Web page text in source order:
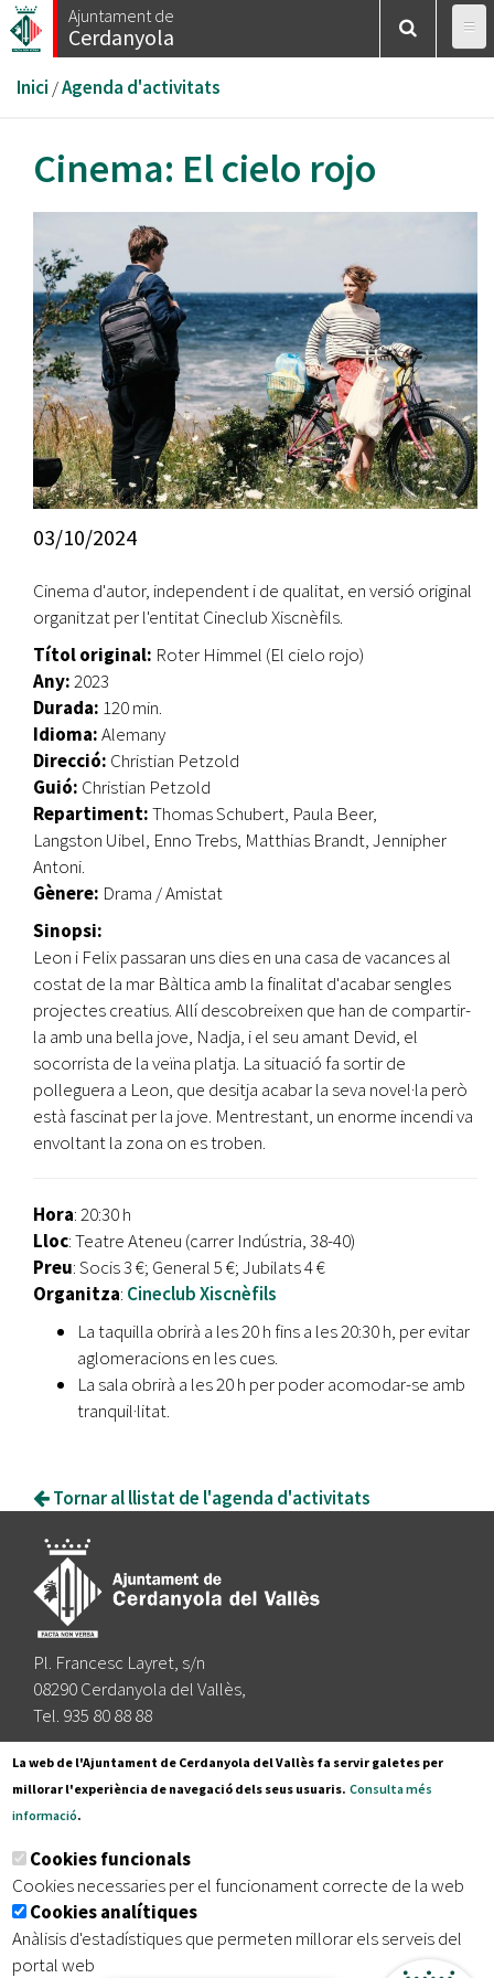
Vés
al
Ajuntament de
Cerdanyola
Esteu
aquí
Inici /Agenda d'activitats
Cinema: El cielo rojo
03/10/2024
Cinema d'autor, independent i de qualitat, en versió original
organitzat per l'entitat Cineclub Xiscnèfils.
Títol original: Roter Himmel (El cielo rojo)
Any:2023
Durada: 120 min.
Idioma:Alemany
Direcció: Christian Petzold
Guió: Christian Petzold
Repartiment:Thomas Schubert, Paula Beer,
Langston Uibel, Enno Trebs, Matthias Brandt, Jennipher
Antoni.
Gènere: Drama / Amistat
Sinopsi:
Leon i Felix passaran uns dies en una casa de vacances al
costat de la mar Bàltica amb la finalitat d'acabar sengles
projectes creatius. Allí descobreixen que han de compartir-
la amb una bella jove, Nadja, i el seu amant Devid, el
socorrista de la veïna platja. La situació fa sortir de
polleguera a Leon, que desitja acabar la seva novel·la però
està fascinat per la jove. Mentrestant, un enorme incendi va
envoltant la zona on es troben.
Hora: 20:30 h
Lloc: Teatre Ateneu (carrer Indústria, 38-40)
Preu: Socis 3 €; General 5 €; Jubilats 4 €
Organitza: Cineclub Xiscnèfils
La taquilla obrirà a les 20 h fins a les 20:30 h, per evitar
aglomeracions en les cues.
La sala obrirà a les 20 h per poder acomodar-se amb
tranquil·litat.
Tornar al llistat de l'agenda d'activitats
Pl. Francesc Layret, s/n
08290 Cerdanyola del Vallès,
Tel. 935 80 88 88
Segueix-nos a:
Subscriu-te al nostre butlletí
Inici | Avís legal | Protecció de dades
| Accessibilitat
La web de l'Ajuntament de Cerdanyola del Vallès fa servir galetes per
millorar l'experiència de navegació dels seus usuaris. Consulta més
informació.
Cookies funcionals
Cookies necessaries per el funcionament correcte de la web
Cookies analítiques
Anàlisis d'estadístiques que permeten millorar els serveis del
portal web